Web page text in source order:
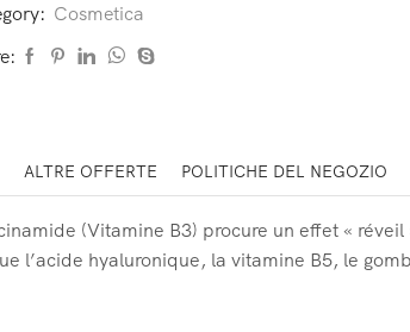
Cosmetica
ALTRE OFFERTE POLITICHE DEL NEGOZIO
(Vitamine B3) procure un effet «
l’acide hyaluronique, la vitamine B5, le